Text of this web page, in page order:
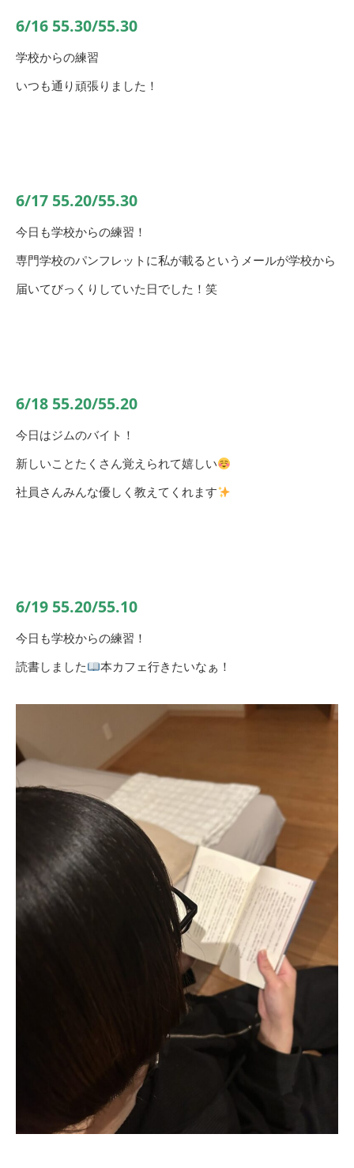
6/16 55.30/55.30
学校からの練習
いつも通り頑張りました！
6/17 55.20/55.30
今日も学校からの練習！
専門学校のパンフレットに私が載るというメールが学校から
届いてびっくりしていた日でした！笑
6/18 55.20/55.20
今日はジムのバイト！
新しいことたくさん覚えられて嬉しい
社員さんみんな優しく教えてくれます
6/19 55.20/55.10
今日も学校からの練習！
読書しました
本カフェ行きたいなぁ！